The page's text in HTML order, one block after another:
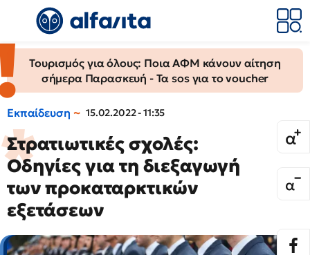
Τουρισμός για όλους: Ποια ΑΦΜ κάνουν αίτηση
σήμερα Παρασκευή - Τα sos για το voucher
Εκπαίδευση 15.02.2022 - 11:35
Στρατιωτικές σχολές:
Οδηγίες για τη διεξαγωγή
των προκαταρκτικών
εξετάσεων